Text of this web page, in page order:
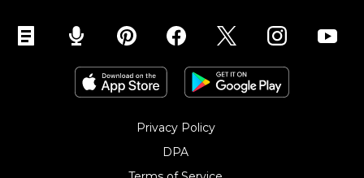
Privacy Policy
DPA